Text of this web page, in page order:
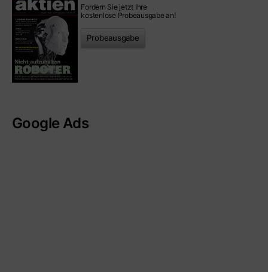
Fordern Sie jetzt Ihre
kostenlose Probeausgabe an!
Probeausgabe
Google Ads